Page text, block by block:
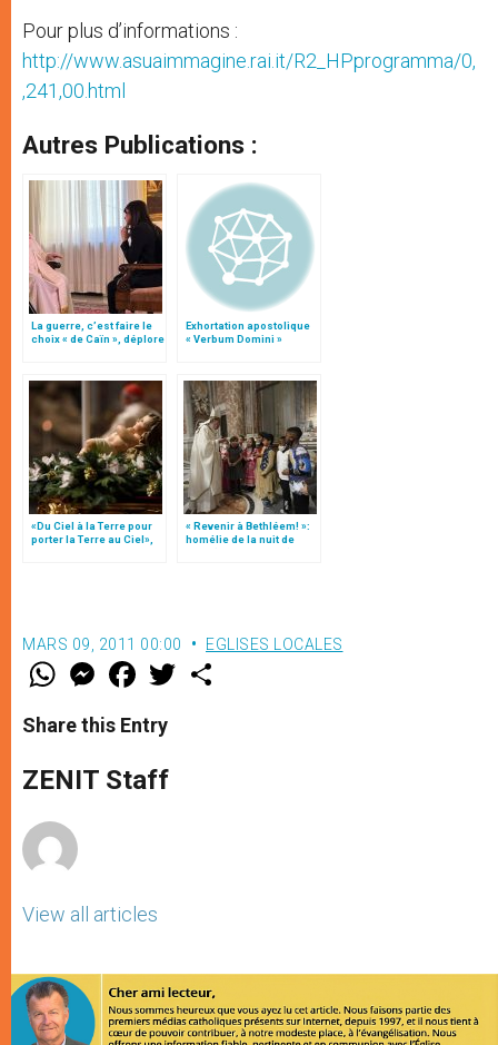
Pour plus d’informations :
http://www.asuaimmagine.rai.it/R2_HPprogramma/0,
,241,00.html
Autres Publications :
La guerre, c’est faire le
choix « de Caïn », déplore
Exhortation apostolique
« Verbum Domini »
«Du Ciel à la Terre pour
porter la Terre au Ciel»,
« Revenir à Bethléem! »:
homélie de la nuit de
Noël (texte complet)
MARS 09, 2011 00:00 EGLISES LOCALES
W
t
s
p
p
M
e
s
e
g
e
F
a
e
b
o
k
w
Share this Entry
ZENIT Staff
View all articles